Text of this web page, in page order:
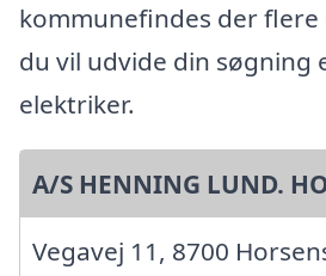
kommunefindes der flere
du vil udvide din søgning
elektriker.
A/S HENNING LUND.
Vegavej 11, 8700